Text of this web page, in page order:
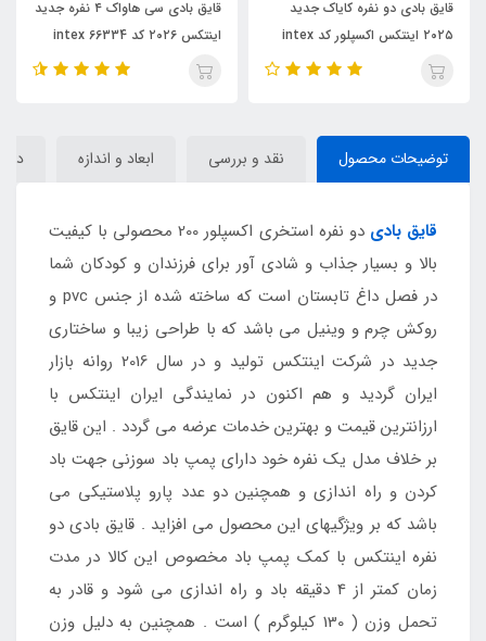
بادی دو نفره کایاک جدید
۲۰۲۵ اینتکس اکسپلور کد intex
قایق بادی سی هاواک ۴ نفره جدید
اینتکس ۲۰۲۶ کد 66334 intex
توضیحات محصول نقد و بررسی ابعاد و اندازه
قایق بادی
دو نفره استخری اکسپلور 200 محصولی با کیفیت
بالا و بسیار جذاب و شادی آور برای فرزندان و کودکان شما
در فصل داغ تابستان است که ساخته شده از جنس pvc و
روکش چرم و وینیل می باشد که با طراحی زیبا و ساختاری
جدید در شرکت اینتکس تولید و در سال 2016 روانه بازار
ایران گردید و هم اکنون در نمایندگی ایران اینتکس با
ارزانترین قیمت و بهترین خدمات عرضه می گردد . این قایق
بر خلاف مدل یک نفره خود دارای پمپ باد سوزنی جهت باد
کردن و راه اندازی و همچنین دو عدد پارو پلاستیکی می
باشد که بر ویژگیهای این محصول می افزاید . قایق بادی دو
نفره اینتکس با کمک پمپ باد مخصوص این کالا در مدت
زمان کمتر از 4 دقیقه باد و راه اندازی می شود و قادر به
تحمل وزن ( 130 کیلوگرم ) است . همچنین به دلیل وزن